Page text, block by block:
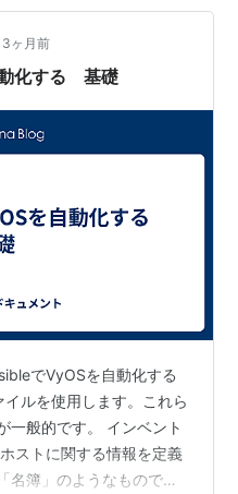
3ヶ月前
化する 基礎
でVyOSを自動化する
ルを使用します。これら
一般的です。 インベント
ストに関する情報を定義
名簿」のようなもので